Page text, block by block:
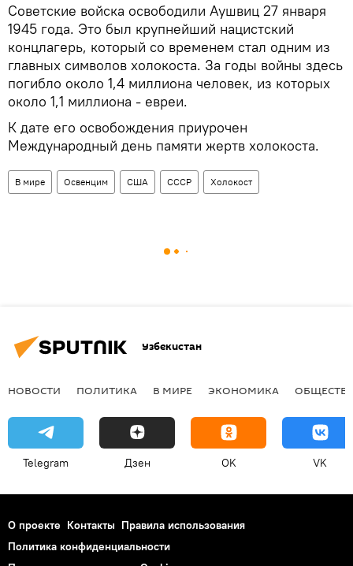
Советские войска освободили Аушвиц 27 января
1945 года. Это был крупнейший нацистский
концлагерь, который со временем стал одним из
главных символов холокоста. За годы войны здесь
погибло около 1,4 миллиона человек, из которых
около 1,1 миллиона - евреи.
К дате его освобождения приурочен
Международный день памяти жертв холокоста.
В мире Освенцим США СССР Холокост
Узбекистан
НОВОСТИ ПОЛИТИКА В МИРЕ ЭКОНОМИКА
Telegram Дзен OK VK
О проекте Контакты Правила использования
Политика конфиденциальности